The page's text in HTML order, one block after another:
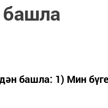
башла
башла: 1) Мин